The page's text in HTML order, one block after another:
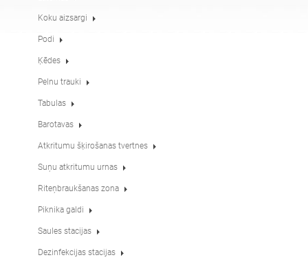
Pergolas
Barotavas
angļu (USA)
franču
itāļu
latviešu
Koku aizsargi
Podi
Ķēdes
Pelnu trauki
Tabulas
Barotavas
Atkritumu šķirošanas tvertnes
Suņu atkritumu urnas
Riteņbraukšanas zona
Piknika galdi
Saules stacijas
Dezinfekcijas stacijas